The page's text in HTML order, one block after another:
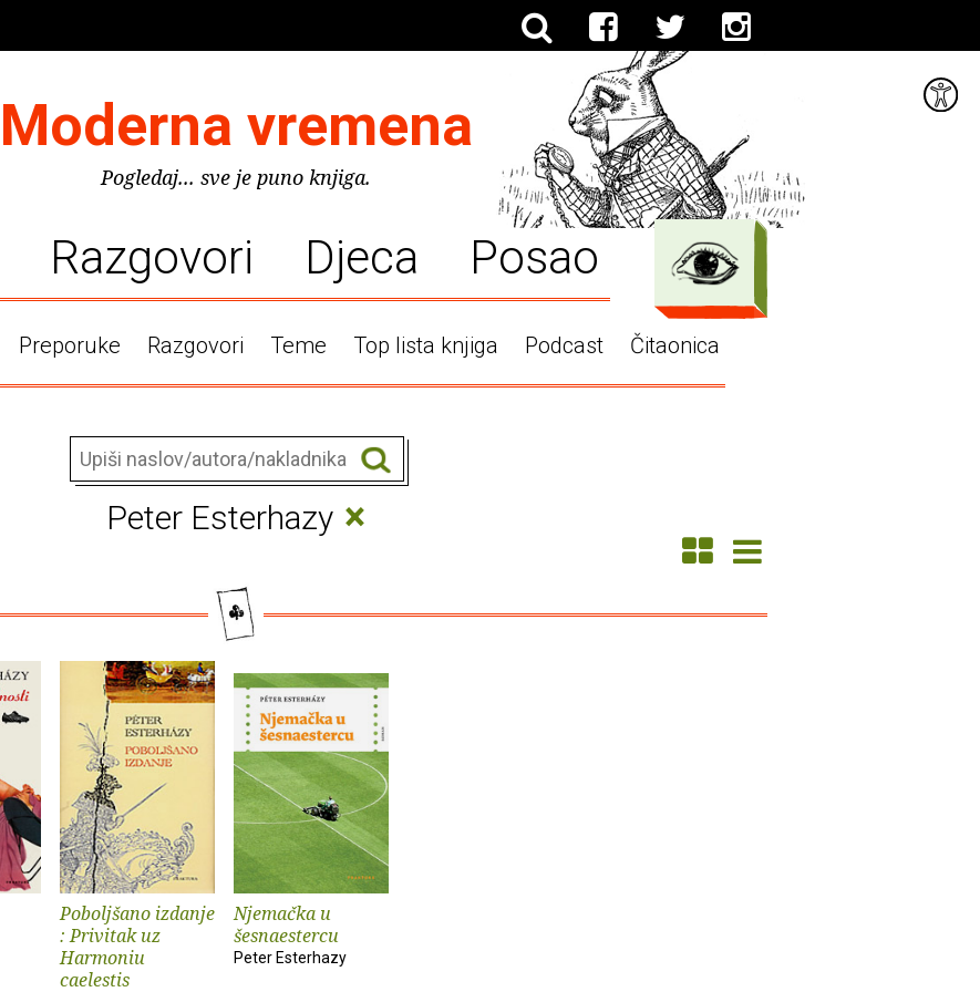
Moderna vremena
Pogledaj... sve je puno knjiga.
Razgovori Djeca Posao
Preporuke Razgovori Teme Top lista knjiga Podcast Čitaonica
Peter Esterhazy ×
Poboljšano izdanje
: Privitak uz
Harmoniu
caelestis
Njemačka u
šesnaestercu
Peter Esterhazy